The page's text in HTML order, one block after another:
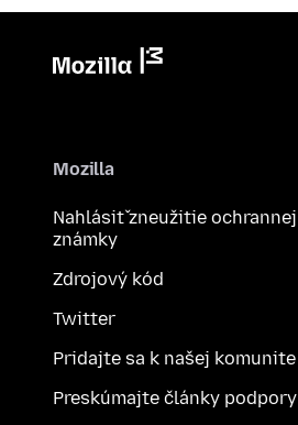
Mozilla
Nahlásiť zneužitie ochrannej
známky
Zdrojový kód
Twitter
Pridajte sa k našej komunite
Preskúmajte články podpory